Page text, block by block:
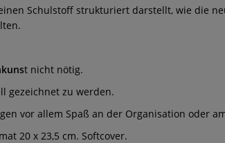
Schulstoff strukturiert darstellt, wie die
t nicht nötig.
gezeichnet zu werden.
vor allem Spaß an der Organisation oder
20 x 23,5 cm. Softcover.